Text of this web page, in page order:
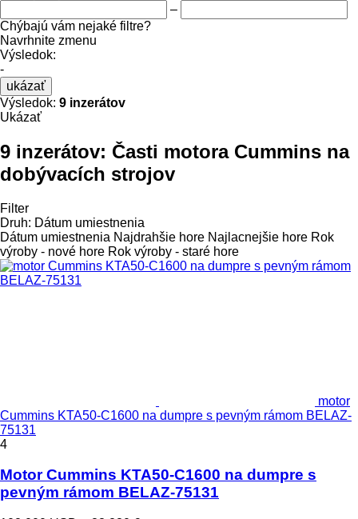
–
Chýbajú vám nejaké filtre?
Navrhnite zmenu
Výsledok:
-
ukázať
Výsledok: 9 inzerátov
Ukázať
9 inzerátov: Časti motora Cummins na
dobývacích strojov
Filter
Druh: Dátum umiestnenia
Dátum umiestnenia Najdrahšie hore Najlacnejšie hore Rok
výroby - nové hore Rok výroby - staré hore
motor
Cummins KTA50-C1600 na dumpre s pevným rámom BELAZ-
75131
4
Motor Cummins KTA50-C1600 na dumpre s
pevným rámom BELAZ-75131